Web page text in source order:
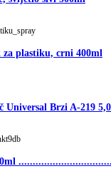
plastiku, crni 400ml
Universal Brzi A-219